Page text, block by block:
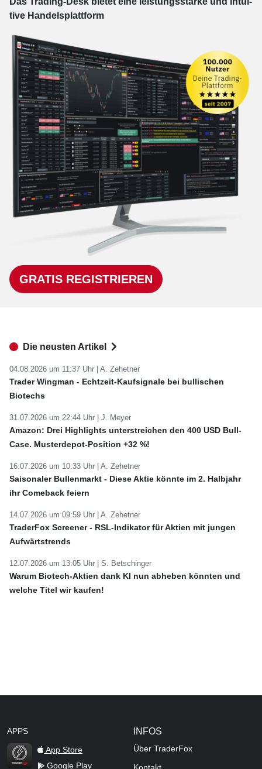
tive Han­dels­platt­form
GRATIS REGISTRIEREN
Die neusten Artikel
04.08.2026 um 11:37 Uhr | A. Zehetner
Trader Wingman - Echtzeit-Kaufsignale bei bullischen
Biotechs
31.07.2026 um 22:44 Uhr | J. Meyer
Amazon: Drei Highlights unterstreichen den 400 USD Bull-
Case. Musterdepot-Position +32 %!
16.07.2026 um 10:33 Uhr | A. Zehetner
Saisonaler Bullenmarkt - Diese Aktie könnte im 2. Halbjahr
ihr Comeback feiern
14.07.2026 um 09:59 Uhr | A. Zehetner
TraderFox Screener - RSL-Indikator für Aktien mit jungen
Aufwärtstrends
12.07.2026 um 13:05 Uhr | S. Betschinger
Warum Biotech-Aktien dank KI nun abheben könnten und
welche Titel wir kaufen!
APPS
App Store
Google Play
INFOS
Über TraderFox